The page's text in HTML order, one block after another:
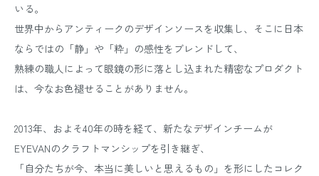
いる。
世界中からアンティークのデザインソースを収集し、そこに日本
ならではの「静」や「粋」の感性をブレンドして、
熟練の職人によって眼鏡の形に落とし込まれた精密なプロダクト
は、今なお色褪せることがありません。
2013年、およそ40年の時を経て、新たなデザインチームが
EYEVANのクラフトマンシップを引き継ぎ、
「自分たちが今、本当に美しいと思えるもの」を形にしたコレク